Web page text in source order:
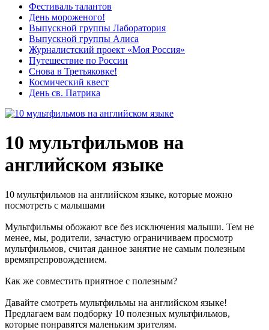
Фестиваль талантов
День мороженого!
Выпускной группы Лаборатория
Выпускной группы Алиса
Журналистский проект «Моя Россия»
Путешествие по России
Снова в Третьяковке!
Космический квест
День св. Патрика
10 мультфильмов на
английском языке
10 мультфильмов на английском языке, которые можно
посмотреть с малышами
Мультфильмы обожают все без исключения малыши. Тем не
менее, мы, родители, зачастую ограничиваем просмотр
мультфильмов, считая данное занятие не самым полезным
времяпрепровождением.
Как же совместить приятное с полезным?
Давайте смотреть мультфильмы на английском языке!
Предлагаем вам подборку 10 полезных мультфильмов,
которые понравятся маленьким зрителям.